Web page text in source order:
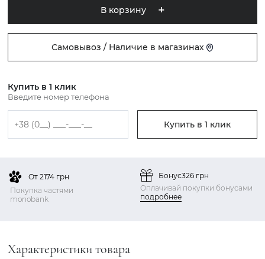
В корзину
Самовывоз / Наличие в магазинах
Купить в 1 клик
Введите номер телефона
Купить в 1 клик
От 2174 грн
Покупка частями
monobank
Бонус326 грн
Оплачивай покупки бонусами
подробнее
Характеристики товара